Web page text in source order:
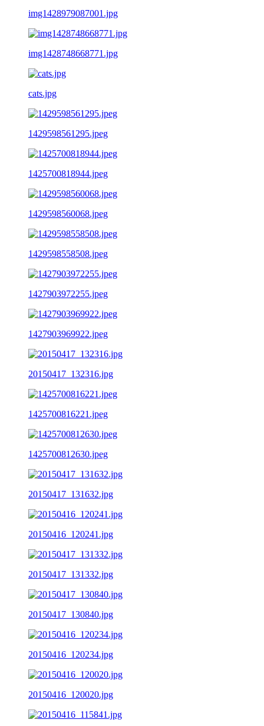
img1428979087001.jpg
img1428748668771.jpg
cats.jpg
1429598561295.jpeg
1425700818944.jpeg
1429598560068.jpeg
1429598558508.jpeg
1427903972255.jpeg
1427903969922.jpeg
20150417_132316.jpg
1425700816221.jpeg
1425700812630.jpeg
20150417_131632.jpg
20150416_120241.jpg
20150417_131332.jpg
20150417_130840.jpg
20150416_120234.jpg
20150416_120020.jpg